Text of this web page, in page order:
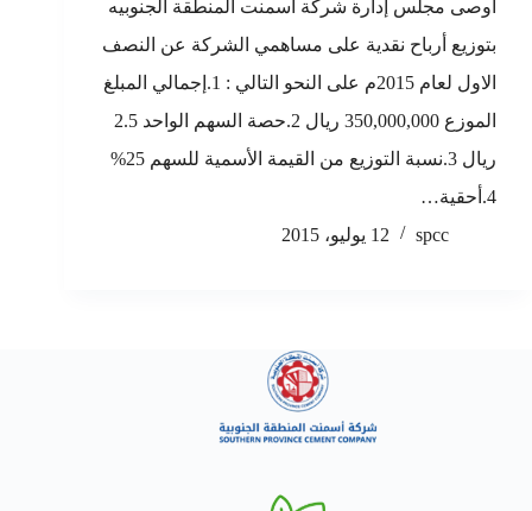
أوصى مجلس إدارة شركة اسمنت المنطقة الجنوبيه
بتوزيع أرباح نقدية على مساهمي الشركة عن النصف
الاول لعام 2015م على النحو التالي : 1.إجمالي المبلغ
الموزع 350,000,000 ريال 2.حصة السهم الواحد 2.5
ريال 3.نسبة التوزيع من القيمة الأسمية للسهم 25%
4.أحقية…
spcc
12 يوليو، 2015